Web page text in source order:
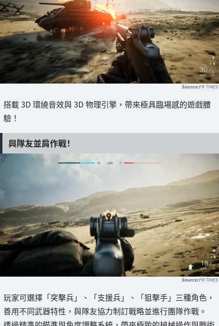
PR TIMES
搭載 3D 環繞音效與 3D 物理引擎，帶來極具臨場感的遊戲體
驗！
與隊友並肩作戰！
PR TIMES
玩家可選擇「突擊兵」、「支援兵」、「狙擊手」三種角色，
善用不同武器特性，與隊友協力制訂戰略並進行團隊作戰。